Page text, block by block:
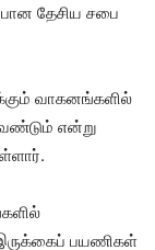
தேசிய சபை
வாகனங்களில்
என்று
பயணிகள்